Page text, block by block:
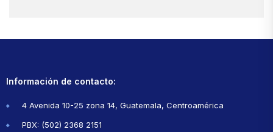
Información de contacto:
4 Avenida 10-25 zona 14, Guatemala, Centroamérica
PBX: (502) 2368 2151